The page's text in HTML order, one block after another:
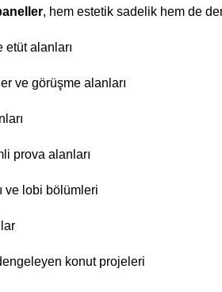
, hem estetik sadelik hem de
etüt alanları
ve görüşme alanları
prova alanları
ve lobi bölümleri
konut projeleri